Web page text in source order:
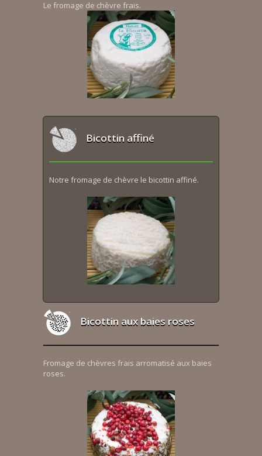
Le fromage de chèvre frais.
Bicottin affiné
Notre fromage de chèvre le bicottin affiné.
Bicottin aux baies roses
Fromage de chèvres frais arromatisé aux baies
roses.